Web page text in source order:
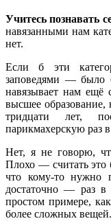
Учитесь познавать
навязанными нам
нет.
Если б эти
заповедями — было
навязывает нам ещё
высшее
тридцати лет,
парикмахерскую раз
Нет, я не говорю,
Плохо — считать это
что кому-то нужно
достаточно — раз в
простом примере,
более сложных вещей.